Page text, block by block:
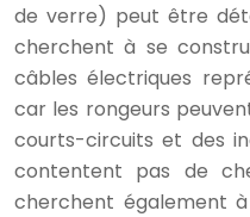
de verre) peut être
cherchent à se
câbles électriques
car les rongeurs
courts-circuits et des
contentent pas de
cherchent également